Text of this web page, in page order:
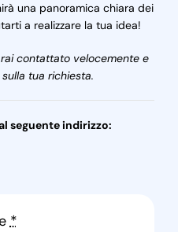
una panoramica chiara dei
a realizzare la tua idea!
contattato velocemente e
tua richiesta.
seguente indirizzo:
*